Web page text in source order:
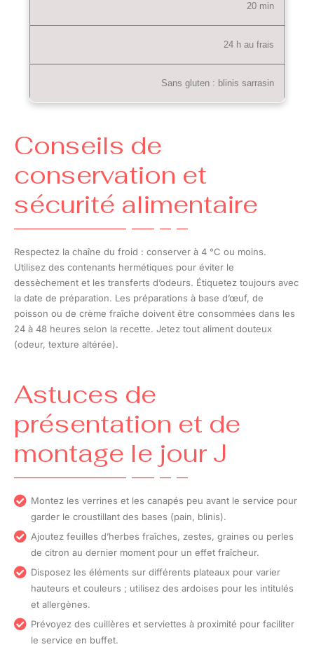
20 min
24 h au frais
Sans gluten : blinis sarrasin
Conseils de
conservation et
sécurité alimentaire
Respectez la chaîne du froid : conserver à 4 °C ou moins.
Utilisez des contenants hermétiques pour éviter le
dessèchement et les transferts d’odeurs. Étiquetez toujours avec
la date de préparation. Les préparations à base d’œuf, de
poisson ou de crème fraîche doivent être consommées dans les
24 à 48 heures selon la recette. Jetez tout aliment douteux
(odeur, texture altérée).
Astuces de
présentation et de
montage le jour J
Montez les verrines et les canapés peu avant le service pour
garder le croustillant des bases (pain, blinis).
Ajoutez feuilles d’herbes fraîches, zestes, graines ou perles
de citron au dernier moment pour un effet fraîcheur.
Disposez les éléments sur différents plateaux pour varier
hauteurs et couleurs ; utilisez des ardoises pour les intitulés
et allergènes.
Prévoyez des cuillères et serviettes à proximité pour faciliter
le service en buffet.